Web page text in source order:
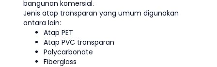
bangunan komersial.
Jenis atap transparan yang umum digunakan
antara lain:
Atap PET
Atap PVC transparan
Polycarbonate
Fiberglass